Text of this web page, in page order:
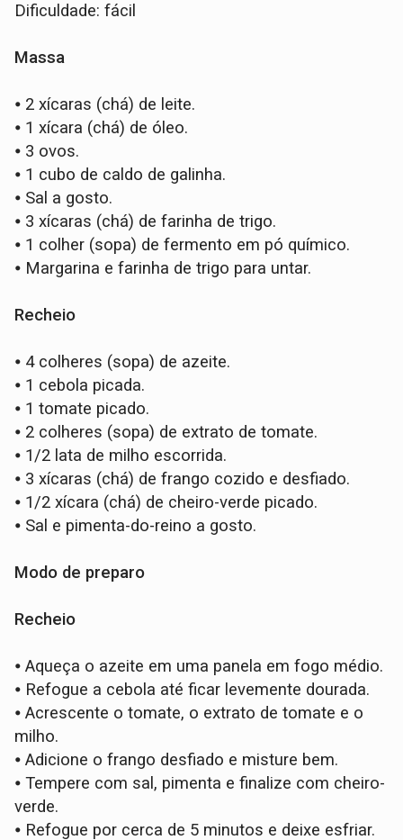
Dificuldade: fácil
Massa
⦁ 2 xícaras (chá) de leite.
⦁ 1 xícara (chá) de óleo.
⦁ 3 ovos.
⦁ 1 cubo de caldo de galinha.
⦁ Sal a gosto.
⦁ 3 xícaras (chá) de farinha de trigo.
⦁ 1 colher (sopa) de fermento em pó químico.
⦁ Margarina e farinha de trigo para untar.
Recheio
⦁ 4 colheres (sopa) de azeite.
⦁ 1 cebola picada.
⦁ 1 tomate picado.
⦁ 2 colheres (sopa) de extrato de tomate.
⦁ 1/2 lata de milho escorrida.
⦁ 3 xícaras (chá) de frango cozido e desfiado.
⦁ 1/2 xícara (chá) de cheiro-verde picado.
⦁ Sal e pimenta-do-reino a gosto.
Modo de preparo
Recheio
⦁ Aqueça o azeite em uma panela em fogo médio.
⦁ Refogue a cebola até ficar levemente dourada.
⦁ Acrescente o tomate, o extrato de tomate e o
milho.
⦁ Adicione o frango desfiado e misture bem.
⦁ Tempere com sal, pimenta e finalize com cheiro-
verde.
⦁ Refogue por cerca de 5 minutos e deixe esfriar.